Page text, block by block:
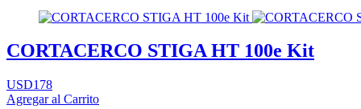
CORTACERCO STIGA HT 100e Kit
USD178
Agregar al Carrito